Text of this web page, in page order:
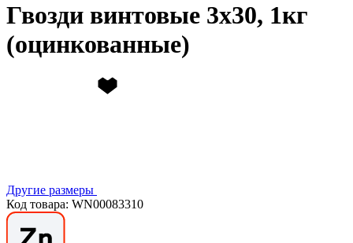
Гвозди винтовые 3х30, 1кг
(оцинкованные)
Другие размеры
Код товара: WN00083310